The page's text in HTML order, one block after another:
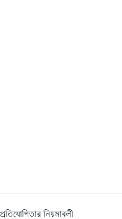
প্রতিযোগিতার নিয়মাবলী